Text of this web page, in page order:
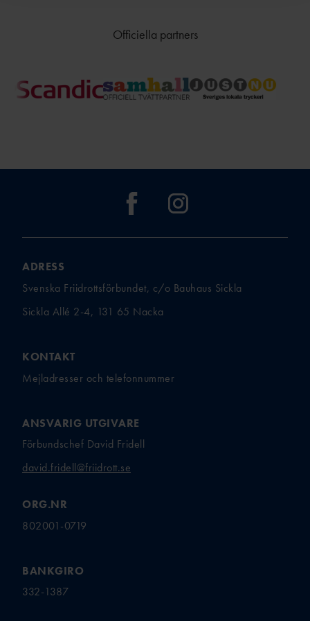
Officiella partners
ADRESS
Svenska Friidrottsförbundet, c/o Bauhaus Sickla
Sickla Allé 2-4, 131 65 Nacka
KONTAKT
Mejladresser och telefonnummer
ANSVARIG UTGIVARE
Förbundschef David Fridell
david.fridell@friidrott.se
ORG.NR
802001-0719
BANKGIRO
332-1387